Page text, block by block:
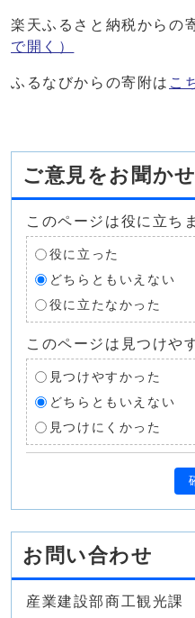
楽天ふるさと納税からの
で開く）
ふるなびからの寄附は こ
ご意見をお聞か
このページは役に立ち
役に立った
どちらともいえない
役に立たなかった
このページは見つけや
見つけやすかった
どちらともいえない
見つけにくかった
お問い合わせ
産業建設部商工観光課